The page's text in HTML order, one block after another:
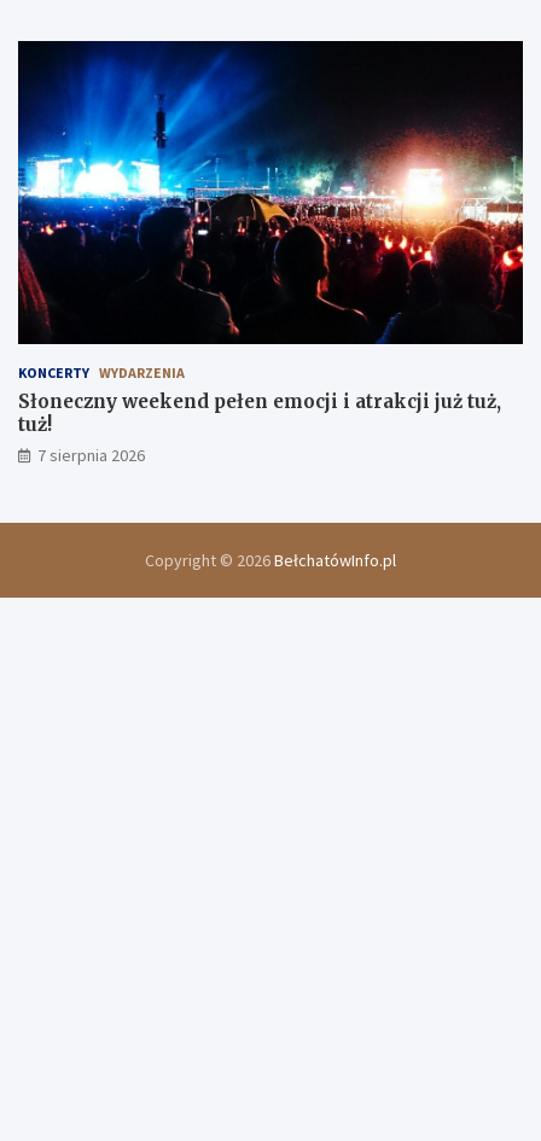
KONCERTY WYDARZENIA
Słoneczny weekend pełen emocji i atrakcji już tuż,
tuż!
7 sierpnia 2026
Copyright © 2026BełchatówInfo.pl